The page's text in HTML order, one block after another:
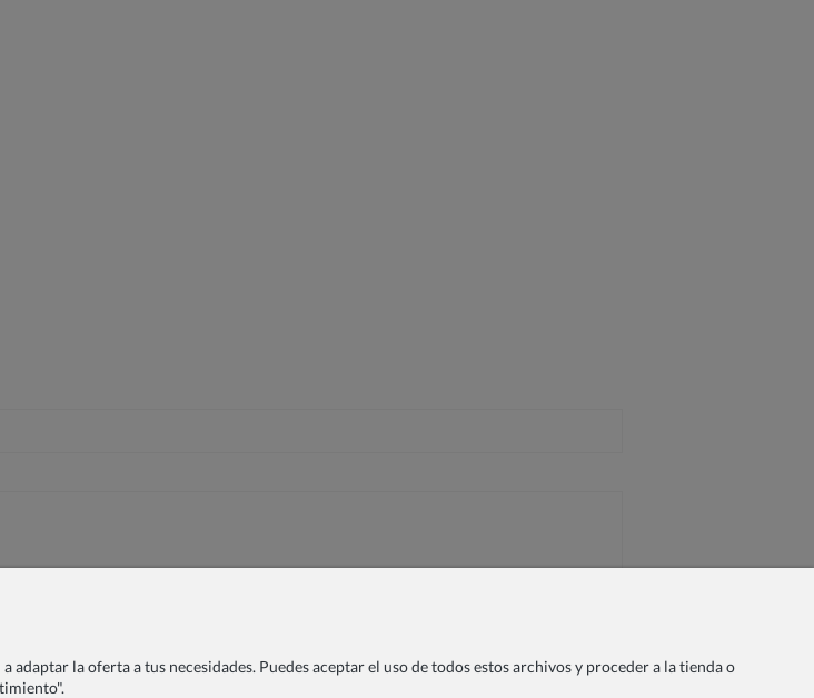
la oferta a tus necesidades. Puedes aceptar el uso de todos estos archivos y proceder a la tienda o